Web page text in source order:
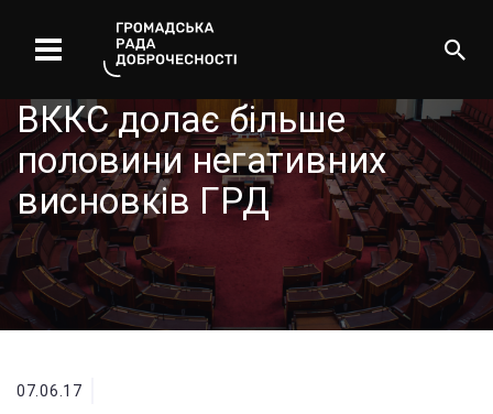
ВККС долає більше
половини негативних
висновків ГРД
07.06.17